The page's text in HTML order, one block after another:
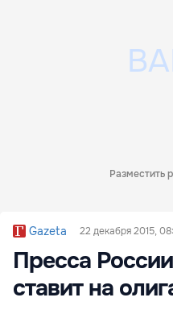
Разместить
Gazeta 22 декабря 2015,
Пресса
ставит на